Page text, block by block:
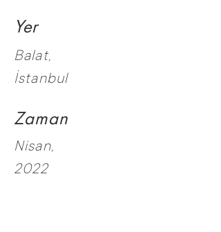
Yer
Balat,
İstanbul
Zaman
Nisan,
2022